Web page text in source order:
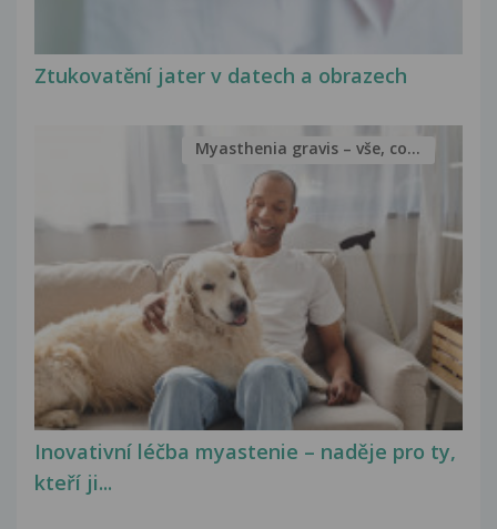
Ztukovatění jater v datech a obrazech
Inovativní léčba myastenie – naděje pro ty,
kteří ji...
Myasthenia gravis – vše, co...